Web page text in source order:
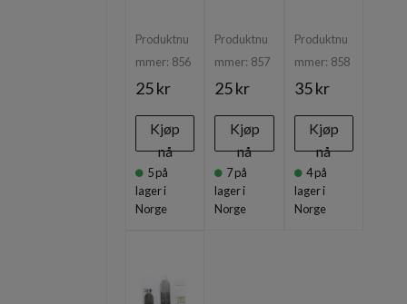
Produktnu
mmer: 856
25 kr
Kjøp
nå
5på
lager i
Norge
Produktnu
mmer: 857
25 kr
Kjøp
nå
7på
lager i
Norge
Produktnu
mmer: 858
35 kr
Kjøp
nå
4 på
lager i
Norge